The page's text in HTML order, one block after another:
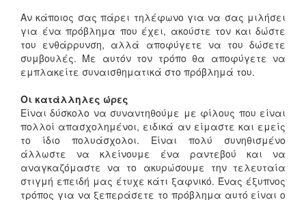
Αν κάποιος σας πάρει τηλέφωνο για να σας μιλήσει
για ένα πρόβλημα που έχει, ακούστε τον και δώστε
του ενθάρρυνση, αλλά αποφύγετε να του δώσετε
συμβουλές. Με αυτόν τον τρόπο θα αποφύγετε να
εμπλακείτε συναισθηματικά στο πρόβλημά του.
Οι κατάλληλες ώρες
Είναι δύσκολο να συναντηθούμε με φίλους που είναι
πολλοί απασχολημένοι, ειδικά αν είμαστε και εμείς
το ίδιο πολυάσχολοι. Είναι πολύ συνηθισμένο
άλλωστε να κλείνουμε ένα ραντεβού και να
αναγκαζόμαστε να το ακυρώσουμε την τελευταία
στιγμή επειδή μας έτυχε κάτι ξαφνικό. Ένας έξυπνος
τρόπος για να ξεπεράσετε το πρόβλημα αυτό είναι ο